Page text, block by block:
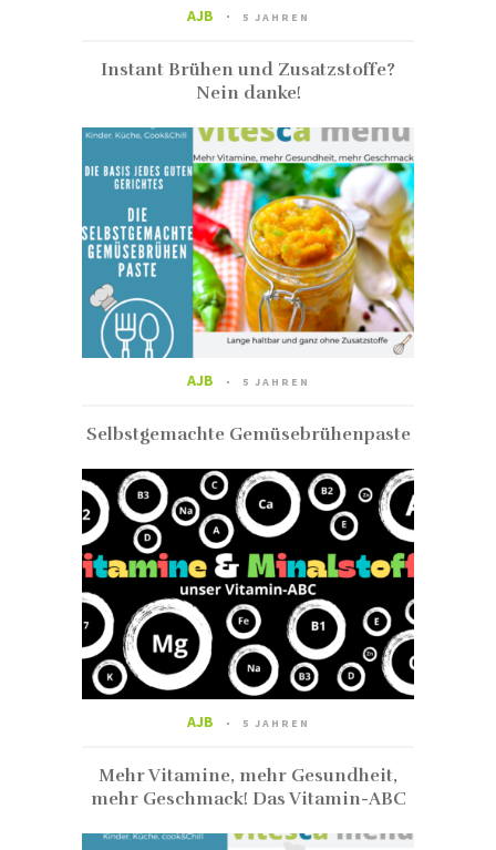
AJB 5 JAHREN
Instant Brühen und Zusatzstoffe?
Nein danke!
AJB 5 JAHREN
Selbstgemachte Gemüsebrühenpaste
AJB 5 JAHREN
Mehr Vitamine, mehr Gesundheit,
mehr Geschmack! Das Vitamin-ABC